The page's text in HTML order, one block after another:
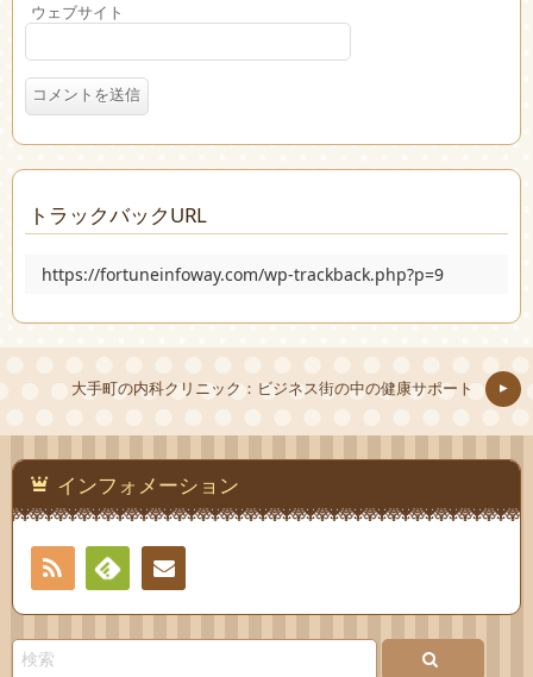
ウェブサイト
トラックバックURL
https://fortuneinfoway.com/wp-trackback.php?p=9
大手町の内科クリニック：ビジネス街の中の健康サポート
インフォメーション
RSS
Feedlyお問